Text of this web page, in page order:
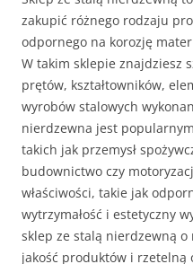
zakupić różnego rodzaju
odpornego na korozję
W takim sklepie znajdziesz
prętów, kształtowników,
wyrobów stalowych
nierdzewna jest
takich jak przemysł
budownictwo czy
właściwości, takie jak
wytrzymałość i estetyczny
sklep ze stalą nierdzewną
jakość produktów i rzetelną